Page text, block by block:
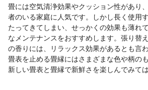
畳には空気清浄効果やクッション性があり
者のいる家庭に人気です。しかし長く使用
たってきてしまい、せっかくの効果も薄れ
なメンテナンスをおすすめします。張り替
の香りには、リラックス効果があるとも言
畳表を止める畳縁にはさまざまな色や柄の
新しい畳表と畳縁で新鮮さを楽しんでみて